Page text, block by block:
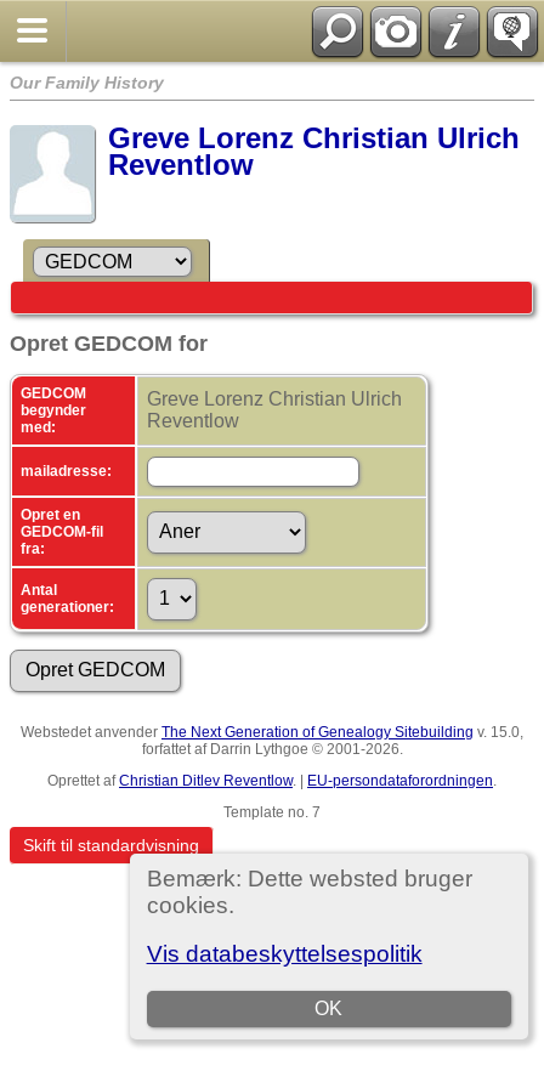
Our Family History
Bemærk: Dette websted bruger
cookies.
Vis databeskyttelsespolitik
OK
Greve Lorenz Christian Ulrich
Reventlow
Opret GEDCOM for
GEDCOM
begynder
med:
Greve Lorenz Christian Ulrich
Reventlow
mailadresse:
Opret en
GEDCOM-fil
fra:
Antal
generationer:
Webstedet anvender The Next Generation of Genealogy Sitebuilding v. 15.0,
forfattet af Darrin Lythgoe © 2001-2026.
Oprettet afChristian Ditlev Reventlow. | EU-persondataforordningen
Template no. 7
Skift til standardvisning